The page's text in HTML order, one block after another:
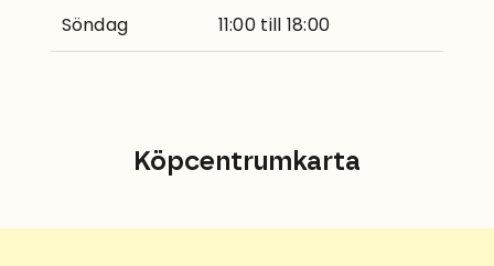
Söndag 11:00 till 18:00
Köpcentrumkarta